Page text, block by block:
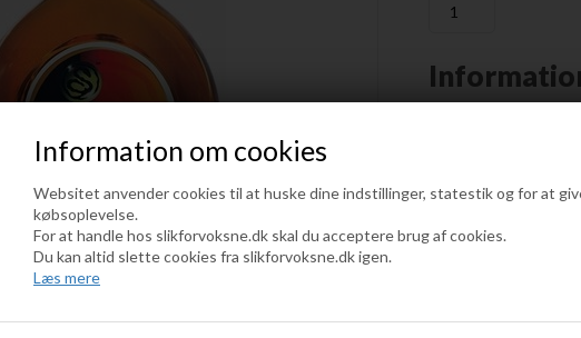
Information om cookies
Websitet anvender cookies til at huske dine indstillinger, statestik og for at
købsoplevelse.
For at handle hos slikforvoksne.dk skal du acceptere brug af cookies.
Du kan altid slette cookies fra slikforvoksne.dk igen.
Læs mere
Safari er en
velsmagende likør,
Denne frugtlikør fra
likør som kan